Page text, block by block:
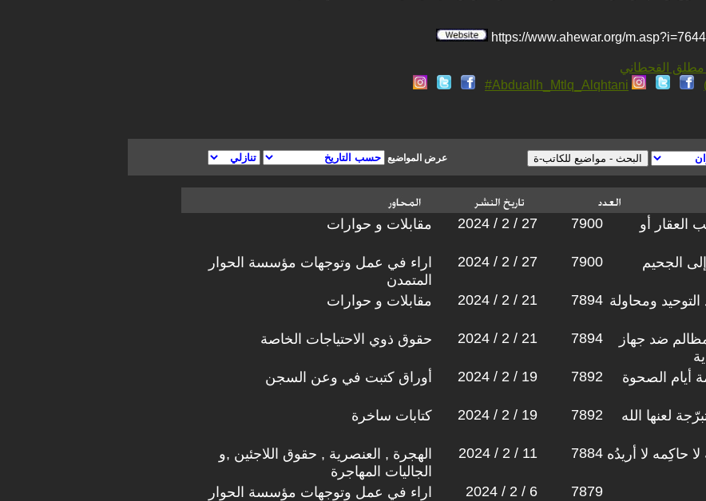
مطلق القحطاني
Abduallh_Mtlq_Alqhtani#
عرض المواضيع
مقابلات و حوارات 2024 / 2 / 27 7900
العقار أو
اراء في عمل وتوجهات مؤسسة الحوار
المتمدن
2024 / 2 / 27 7900 الجحيم
مقابلات و حوارات 2024 / 2 / 21 7894 التوحيد ومحاولة
حقوق ذوي الاحتياجات الخاصة 2024 / 2 / 21 7894
ضد جهاز
أوراق كتبت في وعن السجن 2024 / 2 / 19 7892
أيام الصحوة
كتابات ساخرة 2024 / 2 / 19 7892
لعنها الله
الهجرة , العنصرية , حقوق اللاجئين ,و
الجاليات المهاجرة
2024 / 2 / 11 7884 حاكِمه لا أريدُه
اراء في عمل وتوجهات مؤسسة الحوار
2024 / 2 / 6 7879